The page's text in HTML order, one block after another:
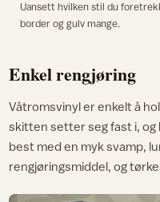
Uansett hvilken stil du
border og gulv mange.
Enkel rengjøring
Våtromsvinyl er enkelt å
skitten setter seg fast i, og
best med en myk svamp,
rengjøringsmiddel, og